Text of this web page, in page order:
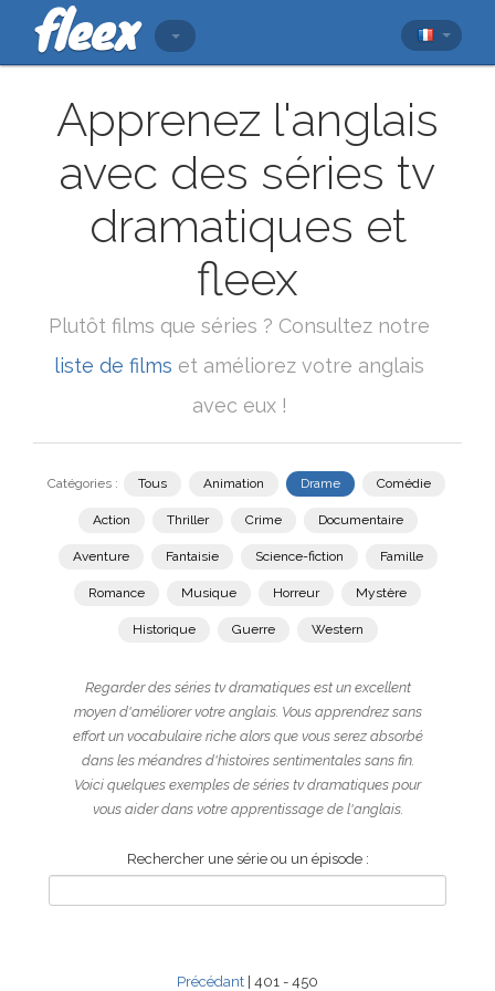
Apprenez l'anglais
avec des séries tv
dramatiques et
fleex
Plutôt films que séries ? Consultez notre
liste de films et améliorez votre anglais
avec eux !
Catégories : Tous Animation Drame Comédie
Action Thriller Crime Documentaire
Aventure Fantaisie Science-fiction Famille
Romance Musique Horreur Mystère
Historique Guerre Western
Regarder des séries tv dramatiques est un excellent
moyen d'améliorer votre anglais. Vous apprendrez sans
effort un vocabulaire riche alors que vous serez absorbé
dans les méandres d'histoires sentimentales sans fin.
Voici quelques exemples de séries tv dramatiques pour
vous aider dans votre apprentissage de l'anglais.
Rechercher une série ou un épisode :
Précédant | 401 - 450